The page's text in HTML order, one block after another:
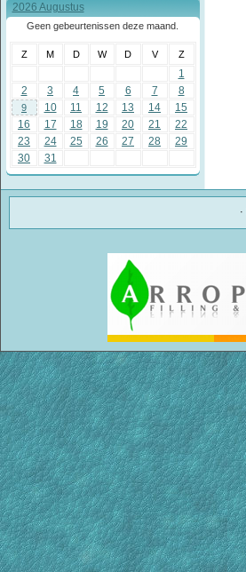
2026 Augustus
Geen gebeurtenissen deze maand.
Z M D W D V Z
1
2
3 4 5 6 7 8
9 10 11 12 13 14
15
16
17 18 19 20 21
22
23
24 25 26 27 28
29
30
31
·